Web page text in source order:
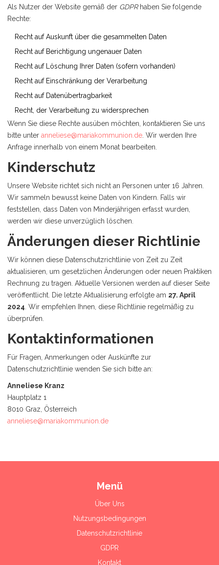
Als Nutzer der Website gemäß der GDPRhaben Sie folgende
Rechte:
Recht auf Auskunft über die gesammelten Daten
Recht auf Berichtigung ungenauer Daten
Recht auf Löschung Ihrer Daten (sofern vorhanden)
Recht auf Einschränkung der Verarbeitung
Recht auf Datenübertragbarkeit
Recht, der Verarbeitung zu widersprechen
Wenn Sie diese Rechte ausüben möchten, kontaktieren Sie uns
bitte unter anneliese@mariakommunion.de . Wir werden Ihre
Anfrage innerhalb von einem Monat bearbeiten.
Kinderschutz
Unsere Website richtet sich nicht an Personen unter 16 Jahren.
Wir sammeln bewusst keine Daten von Kindern. Falls wir
feststellen, dass Daten von Minderjährigen erfasst wurden,
werden wir diese unverzüglich löschen.
Änderungen dieser Richtlinie
Wir können diese Datenschutzrichtlinie von Zeit zu Zeit
aktualisieren, um gesetzlichen Änderungen oder neuen Praktiken
Rechnung zu tragen. Aktuelle Versionen werden auf dieser Seite
veröffentlicht. Die letzte Aktualisierung erfolgte am 27. April
2024 . Wir empfehlen Ihnen, diese Richtlinie regelmäßig zu
überprüfen.
Kontaktinformationen
Für Fragen, Anmerkungen oder Auskünfte zur
Datenschutzrichtlinie wenden Sie sich bitte an:
Anneliese Kranz
Hauptplatz 1
8010 Graz, Österreich
anneliese@mariakommunion.de
Menü
Über Uns
Nutzungsbedingungen
Datenschutzrichtlinie
GDPR
Kontakt